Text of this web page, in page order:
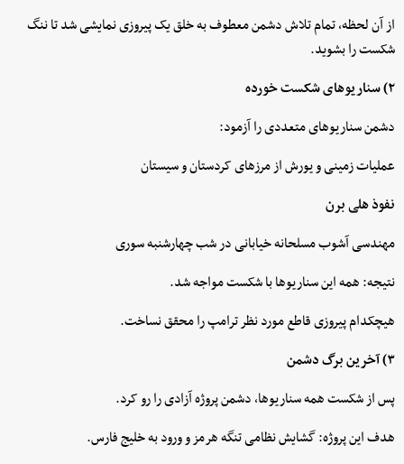
از آن لحظه، تمام تلاش دشمن معطوف به خلق یک پیروزی نمایشی شد تا ننگ
شکست را بشوید.
۲) سناریوهای شکست خورده
دشمن سناریوهای متعددی را آزمود:
عملیات زمینی و یورش از مرزهای کردستان و سیستان
نفوذ هلی برن
مهندسی آشوب مسلحانه خیابانی در شب چهارشنبه سوری
نتیجه: همه این سناریوها با شکست مواجه شد.
هیچکدام پیروزی قاطع مورد نظر ترامپ را محقق نساخت.
۳) آخرین برگ دشمن
پس از شکست همه سناریوها، دشمن پروژه آزادی را رو کرد.
هدف این پروژه: گشایش نظامی تنگه هرمز و ورود به خلیج فارس.